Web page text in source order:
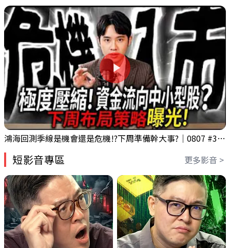
鴻海回測季線是機會還是危機!?下周準備幹大事?｜0807 #3661 #2317 #2317鴻海
短影音專區 更多影音 >